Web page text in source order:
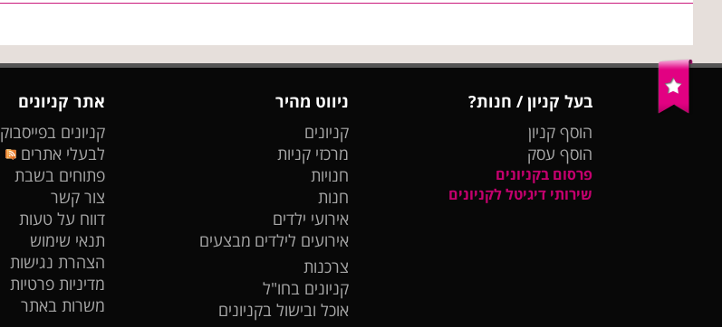
בעל קניון / חנות?
הוסף קניון
הוסף עסק
פרסום בקניונים
שירותי דיגיטל לקניונים
ניווט מהיר
קניונים
מרכזי קניות
חנויות
חנות
אירועי ילדים
אירועים לילדים מבצעים
צרכנות
קניונים בחו"ל
אוכל ובישול בקניונים
אתר קניונים
קניונים בפייסבוק
לבעלי אתרים
פתוחים בשבת
צור קשר
דווח על טעות
תנאי שימוש
הצהרת נגישות
מדיניות פרטיות
משרות באתר